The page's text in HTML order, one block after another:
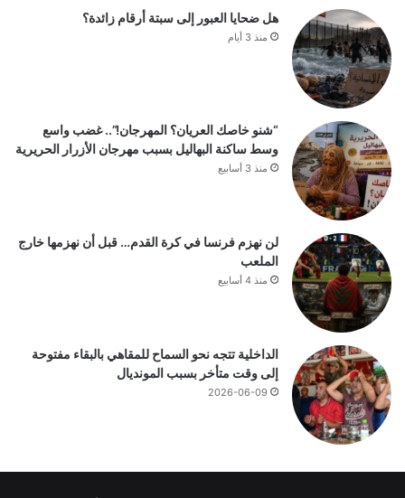
هل ضحايا العبور إلى سبتة أرقام زائدة؟
منذ 3 أيام
“شنو خاصك العريان؟ المهرجان!”.. غضب واسع
وسط ساكنة البهاليل بسبب مهرجان الأزرار الحريرية
منذ 3 أسابيع
لن نهزم فرنسا في كرة القدم… قبل أن نهزمها خارج
الملعب
منذ 4 أسابيع
الداخلية تتجه نحو السماح للمقاهي بالبقاء مفتوحة
إلى وقت متأخر بسبب المونديال
2026-06-09